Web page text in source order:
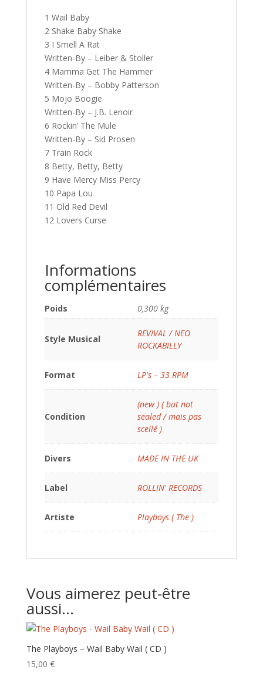
1 Wail Baby
2 Shake Baby Shake
3 I Smell A Rat
Written-By – Leiber & Stoller
4 Mamma Get The Hammer
Written-By – Bobby Patterson
5 Mojo Boogie
Written-By – J.B. Lenoir
6 Rockin’ The Mule
Written-By – Sid Prosen
7 Train Rock
8 Betty, Betty, Betty
9 Have Mercy Miss Percy
10 Papa Lou
11 Old Red Devil
12 Lovers Curse
Informations
complémentaires
Poids 0,300 kg
Style Musical
REVIVAL / NEO
ROCKABILLY
Format LP's – 33 RPM
Condition
(new ) ( but not
sealed / mais pas
scellé )
Divers MADE IN THE UK
Label ROLLIN' RECORDS
Artiste Playboys ( The )
Vous aimerez peut-être
aussi…
The Playboys – Wail Baby Wail ( CD )
15,00 €